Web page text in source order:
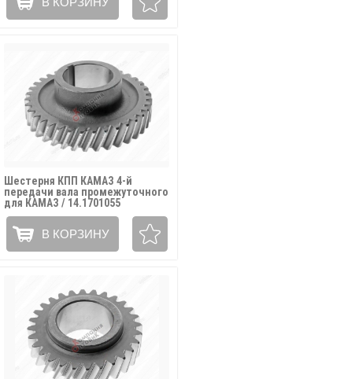
Шестерня КПП КАМАЗ 4-й
передачи вала промежуточного
для КАМАЗ / 14.1701055
В КОРЗИНУ